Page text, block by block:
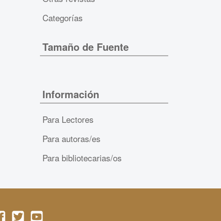
Categorías
Tamaño de Fuente
Información
Para Lectores
Para autoras/es
Para bibliotecarias/os